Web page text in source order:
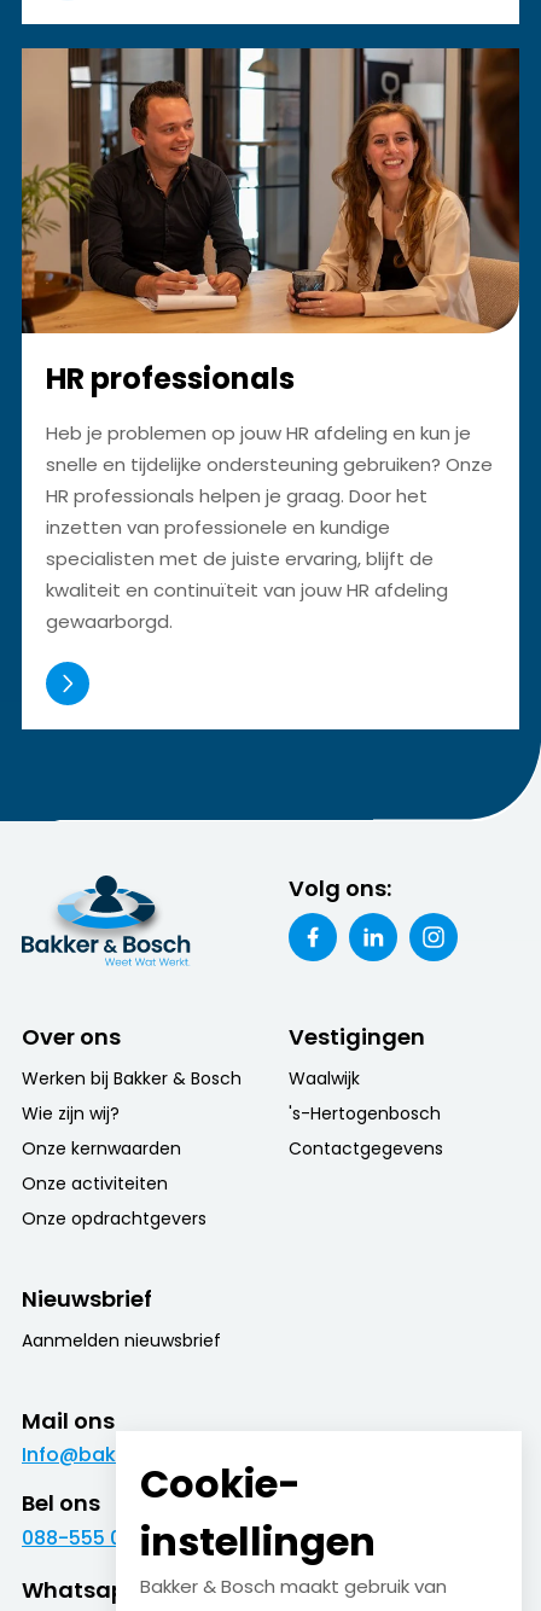
HR professionals
Heb je problemen op jouw HR afdeling en kun je
snelle en tijdelijke ondersteuning gebruiken? Onze
HR professionals helpen je graag. Door het
inzetten van professionele en kundige
specialisten met de juiste ervaring, blijft de
kwaliteit en continuïteit van jouw HR afdeling
gewaarborgd.
Volg ons:
Over ons
Werken bij Bakker & Bosch
Wie zijn wij?
Onze kernwaarden
Onze activiteiten
Onze opdrachtgevers
Vestigingen
Waalwijk
's-Hertogenbosch
Contactgegevens
Nieuwsbrief
Aanmelden nieuwsbrief
Mail ons
Info@bakkerenbosch.nl
Bel ons
088-555 09 09
Whatsapp
Cookie-
instellingen
Bakker & Bosch maakt gebruik van